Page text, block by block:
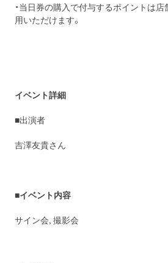
・当日券の購入で付与するポイントは
用いただけます。
イベント詳細
■出演者
吉澤友貴さん
■イベント内容
サイン会, 撮影会